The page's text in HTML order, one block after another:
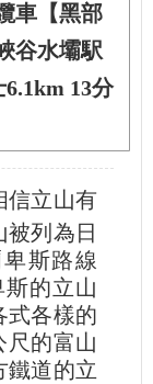
車【黑部
谷水壩駅
13分
信立山有
列為日
斯路線
的立山
式各樣的
尺的富山
鐵道的立